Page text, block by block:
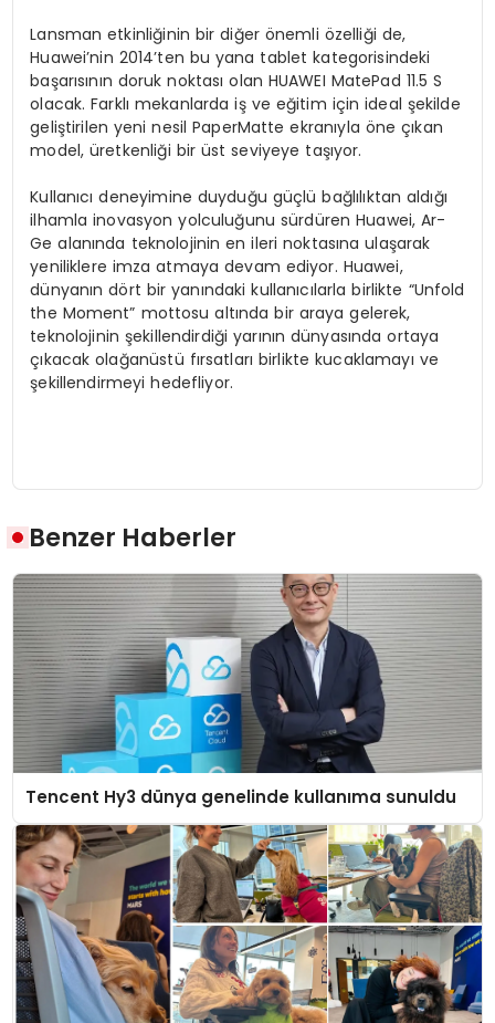
Lansman etkinliğinin bir diğer önemli özelliği de,
Huawei’nin 2014’ten bu yana tablet kategorisindeki
başarısının doruk noktası olan HUAWEI MatePad 11.5 S
olacak. Farklı mekanlarda iş ve eğitim için ideal şekilde
geliştirilen yeni nesil PaperMatte ekranıyla öne çıkan
model, üretkenliği bir üst seviyeye taşıyor.
Kullanıcı deneyimine duyduğu güçlü bağlılıktan aldığı
ilhamla inovasyon yolculuğunu sürdüren Huawei, Ar-
Ge alanında teknolojinin en ileri noktasına ulaşarak
yeniliklere imza atmaya devam ediyor. Huawei,
dünyanın dört bir yanındaki kullanıcılarla birlikte “Unfold
the Moment” mottosu altında bir araya gelerek,
teknolojinin şekillendirdiği yarının dünyasında ortaya
çıkacak olağanüstü fırsatları birlikte kucaklamayı ve
şekillendirmeyi hedefliyor.
Benzer Haberler
Tencent Hy3 dünya genelinde kullanıma sunuldu